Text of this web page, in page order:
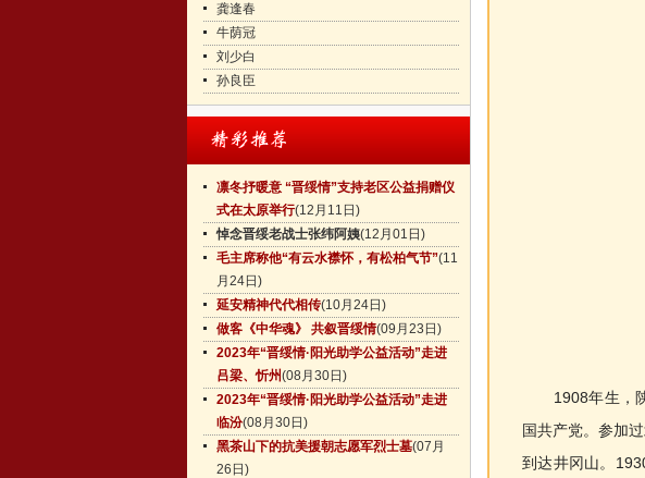
龚逢春
牛荫冠
刘少白
孙良臣
凛冬抒暖意 “晋绥情”支持老区公益捐赠仪
式在太原举行(12月11日)
悼念晋绥老战士张纬阿姨(12月01日)
毛主席称他“有云水襟怀，有松柏气节”(11
月24日)
延安精神代代相传(10月24日)
做客《中华魂》 共叙晋绥情(09月23日)
2023年“晋绥情·阳光助学公益活动”走进
吕梁、忻州(08月30日)
2023年“晋绥情·阳光助学公益活动”走进
临汾(08月30日)
黑茶山下的抗美援朝志愿军烈士墓(07月
26日)
1908年生，陕
国共产党。参加
到达井冈山。